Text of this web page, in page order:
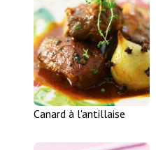
Canard à l'antillaise